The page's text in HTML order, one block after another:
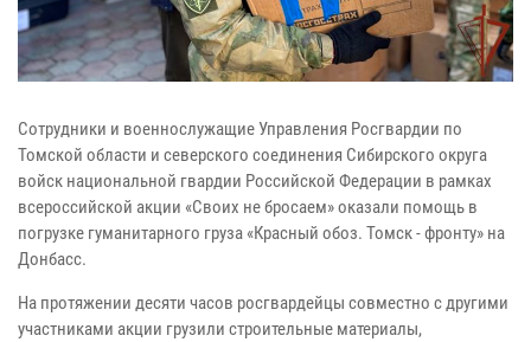
Сотрудники и военнослужащие Управления Росгвардии по
Томской области и северского соединения Сибирского округа
войск национальной гвардии Российской Федерации в рамках
всероссийской акции «Своих не бросаем» оказали помощь в
погрузке гуманитарного груза «Красный обоз. Томск - фронту» на
Донбасс.
На протяжении десяти часов росгвардейцы совместно с другими
участниками акции грузили строительные материалы,